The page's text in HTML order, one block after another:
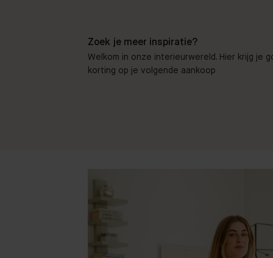
Zoek je meer inspiratie?
Welkom in onze interieurwereld. Hier krijg je
korting op je volgende aankoop